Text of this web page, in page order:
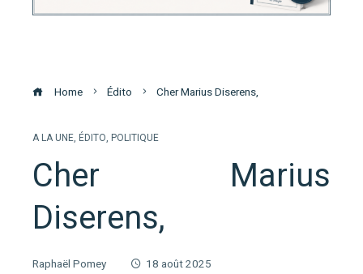
Home Édito Cher Marius Diserens,
A LA UNE, ÉDITO, POLITIQUE
Cher Marius
Diserens,
Raphaël Pomey 18 août 2025